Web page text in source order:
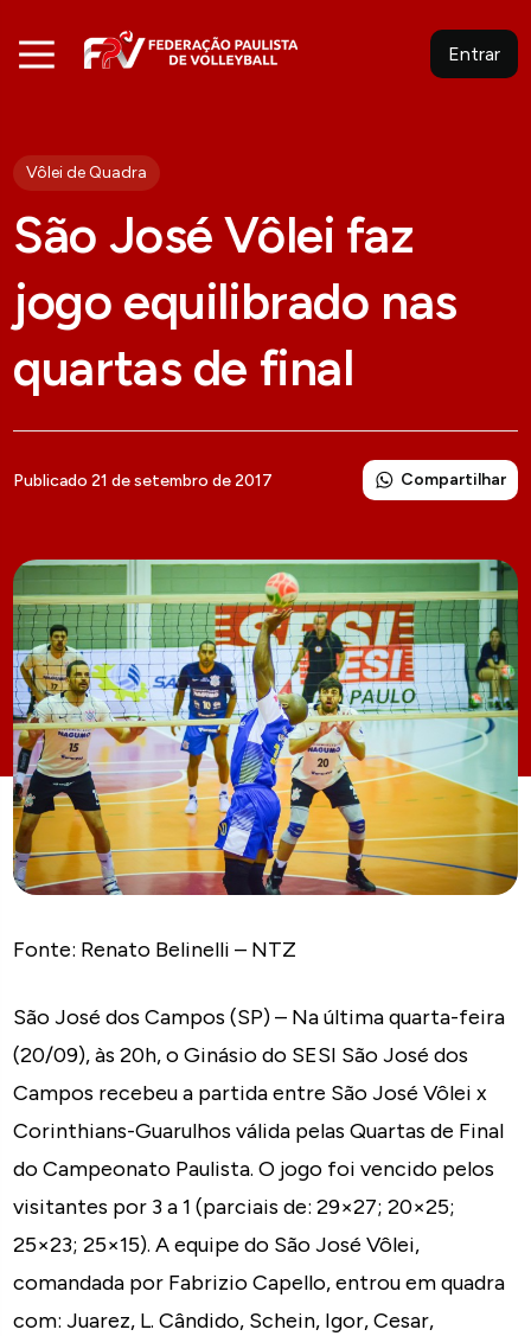
Entrar
Vôlei de Quadra
São José Vôlei faz
jogo equilibrado nas
quartas de final
Publicado 21 de setembro de 2017 Compartilhar
Fonte: Renato Belinelli – NTZ
São José dos Campos (SP) – Na última quarta-feira
(20/09), às 20h, o Ginásio do SESI São José dos
Campos recebeu a partida entre São José Vôlei x
Corinthians-Guarulhos válida pelas Quartas de Final
do Campeonato Paulista. O jogo foi vencido pelos
visitantes por 3 a 1 (parciais de: 29×27; 20×25;
25×23; 25×15). A equipe do São José Vôlei,
comandada por Fabrizio Capello, entrou em quadra
com: Juarez, L. Cândido, Schein, Igor, Cesar,